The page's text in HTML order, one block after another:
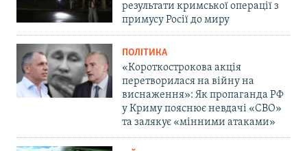
результати кримської операції з
примусу Росії до миру
ПОЛІТИКА
«Короткострокова акція
перетворилася на війну на
виснаження»: Як пропаганда РФ
у Криму пояснює невдачі «СВО»
та залякує «мінними атаками»